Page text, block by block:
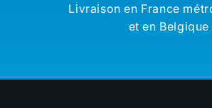
Livraison en France
et en Belgique